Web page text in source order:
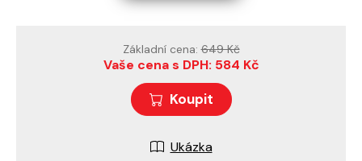
Základní cena:649 Kč
Vaše cena s DPH: 584 Kč
Koupit
Ukázka